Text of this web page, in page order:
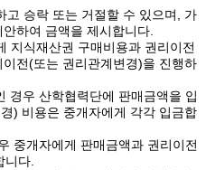
고 승락 또는 거절할 수 있으며, 가
하여 금액을 제시합니다.
지식재산권 구매비용과 권리이전
전(또는 권리관계변경)을 진행하
경우 산학협력단에 판매금액을 입
) 비용은 중개자에게 각각 입금합
중개자에게 판매금액과 권리이전
니다.